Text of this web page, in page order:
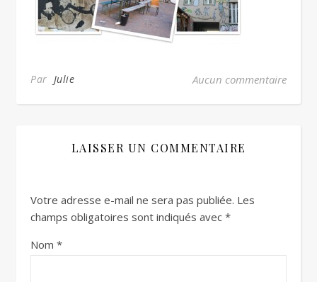
Par Julie Aucun commentaire
LAISSER UN COMMENTAIRE
Votre adresse e-mail ne sera pas publiée. Les
champs obligatoires sont indiqués avec *
Nom *